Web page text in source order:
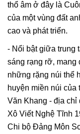
thổ âm ở đây là
của một vùng đất
cao và phát triển.
- Nổi bật giữa trung
sáng rạng rỡ,
những rặng núi thể
huyện miền núi của
Văn Khang - địa chỉ
Xô Viết Nghệ Tĩnh
Chi bộ Đảng Môn